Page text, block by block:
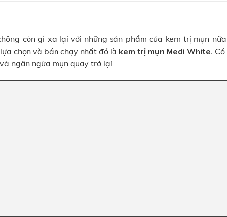
còn gì xa lại với những sản phẩm của kem trị mụn
chọn và bán chạy nhất đó là kem trị mụn Medi White.
ngăn ngừa mụn quay trở lại.